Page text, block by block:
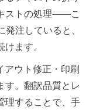
ストの処理——こ
注していると、
ます。
アウト修正・印刷
す。翻訳品質とレ
理することで、手